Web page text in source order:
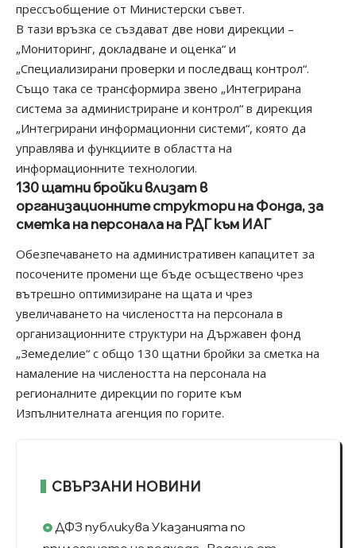
прессъобщение от Министерски съвет.
В тази връзка се създават две нови дирекции –
„Мониторинг, докладване и оценка“ и
„Специализирани проверки и последващ контрол“.
Също така се трансформира звено „Интегрирана
система за администриране и контрол“ в дирекция
„Интегрирани информационни системи“, която да
управлява и функциите в областта на
информационните технологии.
130 щатни бройки влизат в
организационните структори на Фонда, за
сметка на персонала на РДГ към ИАГ
Обезпечаването на административен капацитет за
посочените промени ще бъде осъществено чрез
вътрешно оптимизиране на щата и чрез
увеличаването на числеността на персонала в
организационните структури на Държавен фонд
„Земеделие“ с общо 130 щатни бройки за сметка на
намаление на числеността на персонала на
регионалните дирекции по горите към
Изпълнителната агенция по горите.
СВЪРЗАНИ НОВИНИ
ДФЗ публикува Указанията по